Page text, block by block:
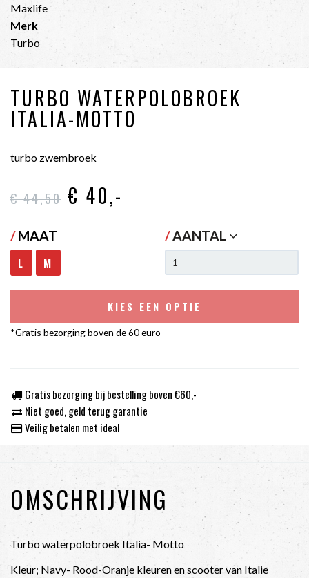
Maxlife
Merk
Turbo
TURBO WATERPOLOBROEK
ITALIA-MOTTO
turbo zwembroek
€ 44,50 € 40,-
/MAAT
L M
/AANTAL
KIES EEN OPTIE
*Gratis bezorging boven de 60 euro
Gratis bezorging bij bestelling boven €60,-
Niet goed, geld terug garantie
Veilig betalen met ideal
OMSCHRIJVING
Turbo waterpolobroek Italia- Motto
Kleur; Navy- Rood-Oranje kleuren en scooter van Italie